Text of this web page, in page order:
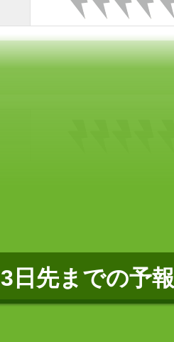
3日先までの予